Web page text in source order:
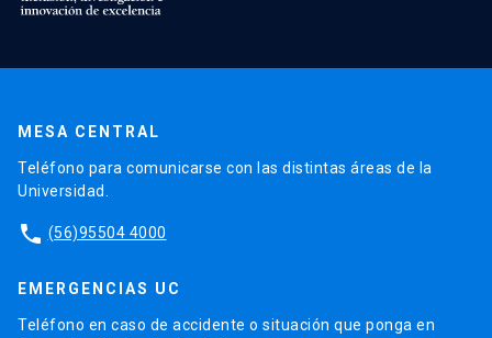
MESA CENTRAL
Teléfono para comunicarse con las distintas áreas de la
Universidad.
phone (56)95504 4000
EMERGENCIAS UC
Teléfono en caso de accidente o situación que ponga en